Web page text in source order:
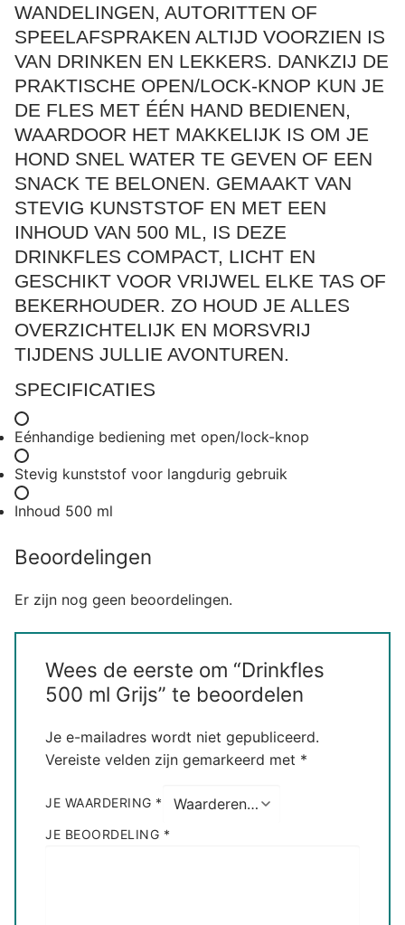
WANDELINGEN, AUTORITTEN OF
SPEELAFSPRAKEN ALTIJD VOORZIEN IS
VAN DRINKEN EN LEKKERS. DANKZIJ DE
PRAKTISCHE OPEN/LOCK-KNOP KUN JE
DE FLES MET ÉÉN HAND BEDIENEN,
WAARDOOR HET MAKKELIJK IS OM JE
HOND SNEL WATER TE GEVEN OF EEN
SNACK TE BELONEN. GEMAAKT VAN
STEVIG KUNSTSTOF EN MET EEN
INHOUD VAN 500 ML, IS DEZE
DRINKFLES COMPACT, LICHT EN
GESCHIKT VOOR VRIJWEL ELKE TAS OF
BEKERHOUDER. ZO HOUD JE ALLES
OVERZICHTELIJK EN MORSVRIJ
TIJDENS JULLIE AVONTUREN.
SPECIFICATIES
Eénhandige bediening met open/lock-knop
Stevig kunststof voor langdurig gebruik
Inhoud 500 ml
Beoordelingen
Er zijn nog geen beoordelingen.
Wees de eerste om “Drinkfles
500 ml Grijs” te beoordelen
Je e-mailadres wordt niet gepubliceerd.
Vereiste velden zijn gemarkeerd met *
JE WAARDERING *
JE BEOORDELING *